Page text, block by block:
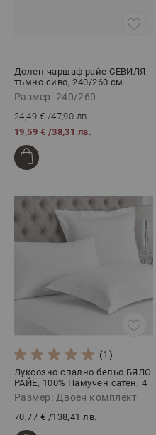
Долен чаршаф райе СЕВИЛЯ
тъмно сиво, 240/260 см
Размер: 240/260
24,49 €/47,90 лв.
19,59 € /38,31 лв.
(1)
Луксозно спално бельо БЯЛО
РАЙЕ, 100% Памучен сатен, 4
части
Размер: Двоен комплект
70,77 € /138,41 лв.